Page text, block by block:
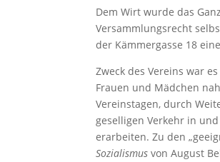
Dem Wirt wurde das
Versammlungsrecht
der Kämmergasse 18
Zweck des Vereins war
Frauen und Mädchen
Vereinstagen, durch
geselligen Verkehr in
erarbeiten. Zu den
Sozialismusvon August